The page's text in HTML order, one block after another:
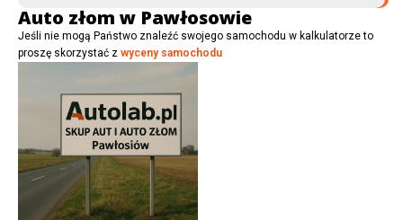
Auto złom w Pawłosowie
Jeśli nie mogą Państwo znaleźć swojego samochodu w kalkulatorze to
proszę skorzystać z wyceny samochodu